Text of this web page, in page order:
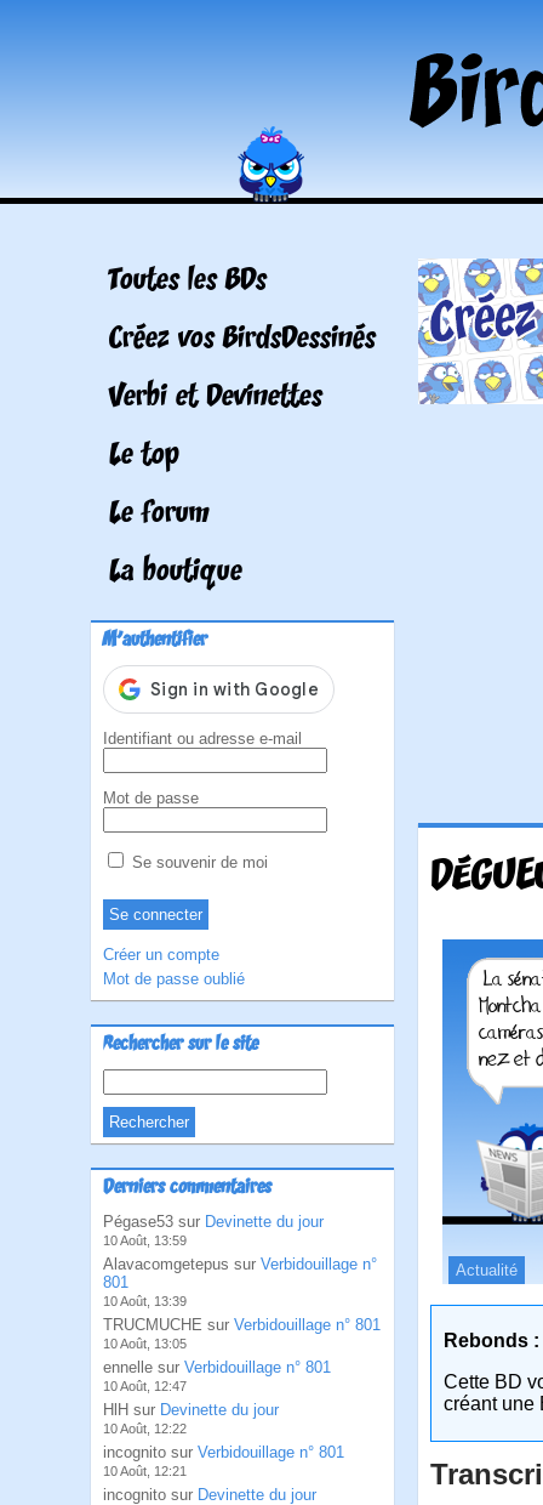
Toutes les BDs
Créez vos BirdsDessinés
Verbi et Devinettes
Le top
Le forum
La boutique
M'authentifier
Identifiant ou adresse e-mail
Mot de passe
Se souvenir de moi
Créer un compte
Mot de passe oublié
Rechercher sur le site
Derniers commentaires
Pégase53 sur Devinette du jour
10 Août, 13:59
Alavacomgetepus sur Verbidouillage n°
801
10 Août, 13:39
TRUCMUCHE sur Verbidouillage n° 801
10 Août, 13:05
ennelle sur Verbidouillage n° 801
10 Août, 12:47
HlH sur Devinette du jour
10 Août, 12:22
incognito sur Verbidouillage n° 801
10 Août, 12:21
incognito sur Devinette du jour
Actualité
Rebonds :
Cette BD
créant une